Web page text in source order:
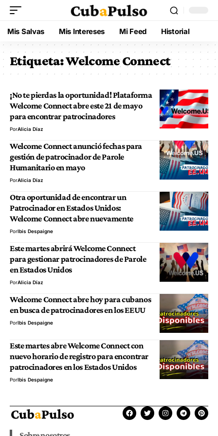
Mis Salvas Mis Intereses Mi Feed Historial
Etiqueta:Welcome Connect
¡No te pierdas la oportunidad! Plataforma
Welcome Connect abre este 21 de mayo
para encontrar patrocinadores
PorAlicia Díaz
Welcome Connect anunció fechas para
gestión de patrocinador de Parole
Humanitario en mayo
PorAlicia Díaz
Otra oportunidad de encontrar un
Patrocinador en Estados Unidos:
Welcome Connect abre nuevamente
PorIbis Despaigne
Este martes abrirá Welcome Connect
para gestionar patrocinadores de Parole
en Estados Unidos
PorAlicia Díaz
Welcome Connect abre hoy para cubanos
en busca de patrocinadores en los EEUU
PorIbis Despaigne
Este martes abre Welcome Connect con
nuevo horario de registro para encontrar
patrocinadores en los Estados Unidos
PorIbis Despaigne